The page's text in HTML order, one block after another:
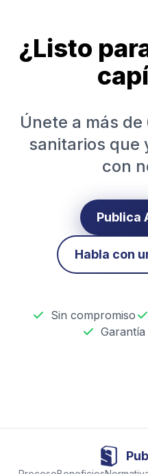
¿Listo
Únete a más
sanitarios que
con
Publica
Habla con
Sin compromiso